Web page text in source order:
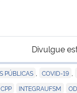
Divulgue
PÚBLICAS COVID-19
CPP INTEGRAUFSM